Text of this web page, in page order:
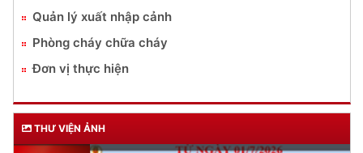
Quản lý xuất nhập cảnh
Phòng cháy chữa cháy
Đơn vị thực hiện
THƯ VIỆN ẢNH